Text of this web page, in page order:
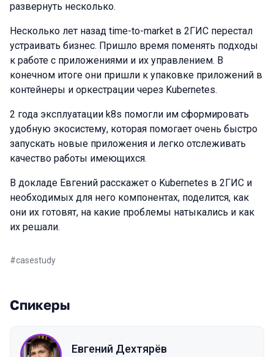
развернуть несколько.
Несколько лет назад time-to-market в 2ГИС перестал
устраивать бизнес. Пришло время поменять подходы
к работе с приложениями и их управлением. В
конечном итоге они пришли к упаковке приложений в
контейнеры и оркестрации через Kubernetes.
2 года эксплуатации k8s помогли им сформировать
удобную экосистему, которая помогает очень быстро
запускать новые приложения и легко отслеживать
качество работы имеющихся.
В докладе Евгений расскажет о Kubernetes в 2ГИС и
необходимых для него компонентах, поделится, как
они их готовят, на какие проблемы натыкались и как
их решали.
#casestudy
Спикеры
Евгений Дехтярёв